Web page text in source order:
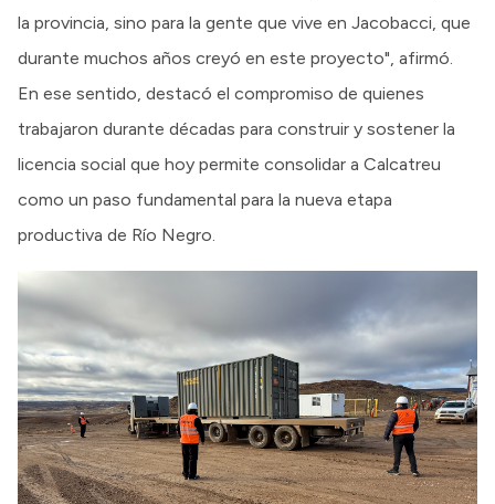
la provincia, sino para la gente que vive en Jacobacci, que
durante muchos años creyó en este proyecto", afirmó.
En ese sentido, destacó el compromiso de quienes
trabajaron durante décadas para construir y sostener la
licencia social que hoy permite consolidar a Calcatreu
como un paso fundamental para la nueva etapa
productiva de Río Negro.